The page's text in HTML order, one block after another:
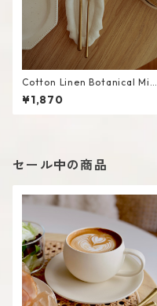
Cotton Linen Botanical Mini
Mat #White
¥1,870
セール中の商品